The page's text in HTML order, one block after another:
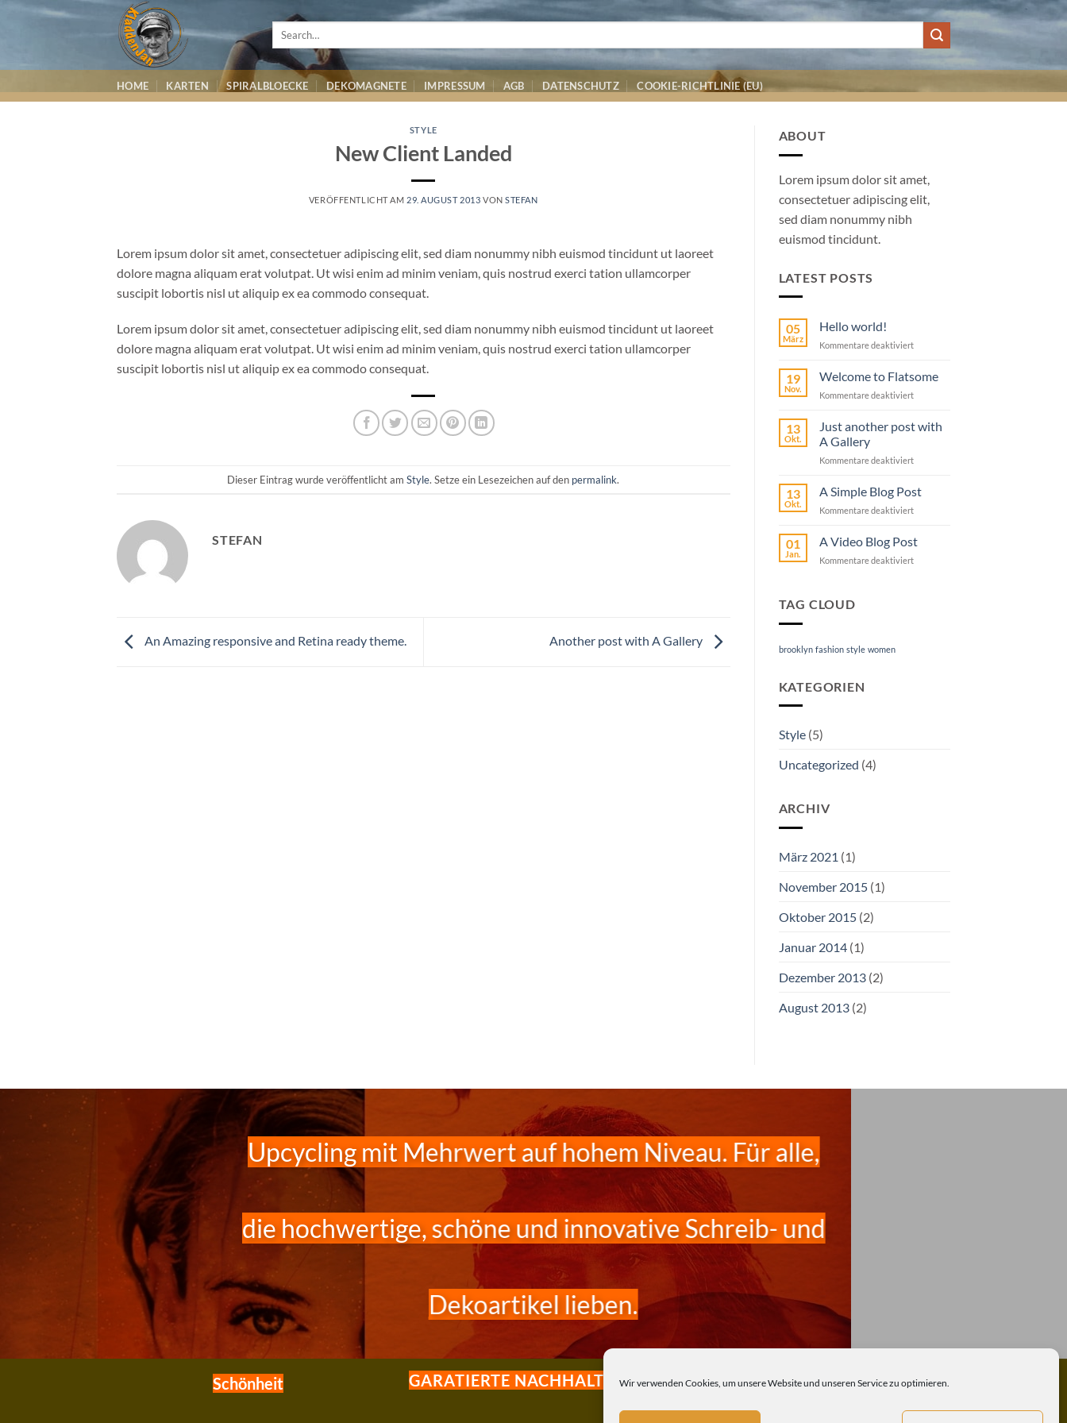
Wir verwenden Cookies, um unsere Website und unseren Service zu optimieren.
HOME KARTEN SPIRALBLOECKE DEKOMAGNETE IMPRESSUM AGB DATENSCHUTZ COOKIE-RICHTLINIE (EU)
STYLE
New Client Landed
VERÖFFENTLICHT AM 29. AUGUST 2013 VONSTEFAN
Lorem ipsum dolor sit amet, consectetuer adipiscing elit, sed diam nonummy nibh euismod tincidunt ut laoreet
dolore magna aliquam erat volutpat. Ut wisi enim ad minim veniam, quis nostrud exerci tation ullamcorper
suscipit lobortis nisl ut aliquip ex ea commodo consequat.
Lorem ipsum dolor sit amet, consectetuer adipiscing elit, sed diam nonummy nibh euismod tincidunt ut laoreet
dolore magna aliquam erat volutpat. Ut wisi enim ad minim veniam, quis nostrud exerci tation ullamcorper
suscipit lobortis nisl ut aliquip ex ea commodo consequat.
Dieser Eintrag wurde veröffentlicht amStyle. Setze ein Lesezeichen auf den permalink.
STEFAN
An Amazing responsive and Retina ready theme. Another post with A Gallery
ABOUT
Lorem ipsum dolor sit amet,
consectetuer adipiscing elit,
sed diam nonummy nibh
euismod tincidunt.
LATEST POSTS
05
März
Hello world!
Kommentare deaktiviertfür
19
Nov.
Welcome to Flatsome
Kommentare deaktiviertfür
13
Okt.
Just another post with
A Gallery
Kommentare deaktiviertfür
another
with
Gallery
13
Okt.
A Simple Blog Post
Kommentare deaktiviertfür
Simple
Post
01
Jan.
A Video Blog Post
Kommentare deaktiviertfür
TAG CLOUD
brooklyn fashion style women
KATEGORIEN
Style(5)
Uncategorized (4)
ARCHIV
März 2021 (1)
November 2015(1)
Oktober 2015(2)
Januar 2014(1)
Dezember 2013(2)
August 2013(2)
Upcycling mit Mehrwert auf hohem Niveau. Für alle,
die hochwertige, schöne und innovative Schreib- und
Dekoartikel lieben.
Schönheit GARATIERTE NACHHALTIGKEIT INNOVATIONSKRAFT